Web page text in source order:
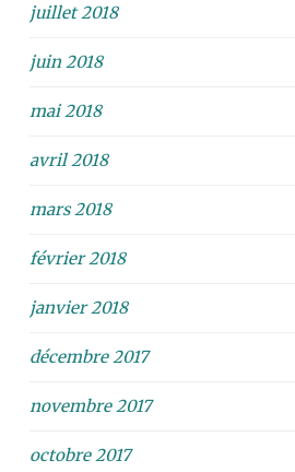
juillet 2018
juin 2018
mai 2018
avril 2018
mars 2018
février 2018
janvier 2018
décembre 2017
novembre 2017
octobre 2017